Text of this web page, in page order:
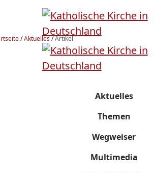
/Aktuelles/Artikel
Aktuelles
Themen
Wegweiser
Multimedia